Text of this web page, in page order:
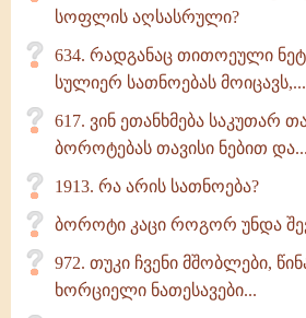
სოფლის აღსასრული?
634. რადგანაც თითოეული
სულიერ სათნოებას მოიცავს,...
617. ვინ ეთანხმება საკუთარ
ბოროტებას თავისი ნებით და...
1913. რა არის სათნოება?
ბოროტი კაცი როგორ უნდა
972. თუკი ჩვენი მშობლები,
ხორციელი ნათესავები...